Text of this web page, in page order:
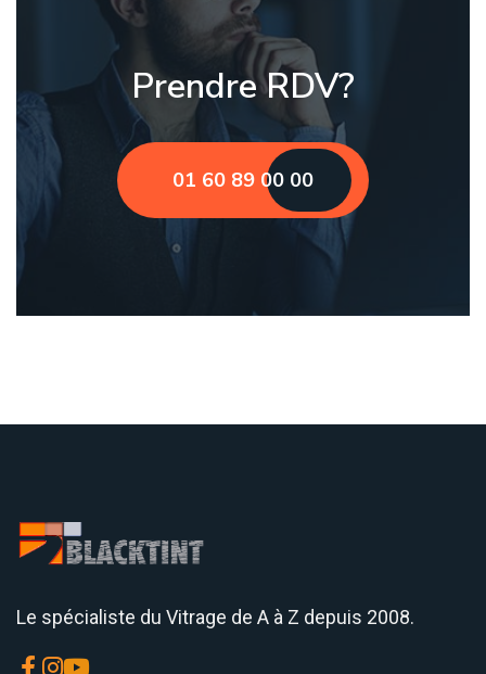
Prendre RDV?
01 60 89 00 00
Le spécialiste du Vitrage de A à Z depuis 2008.